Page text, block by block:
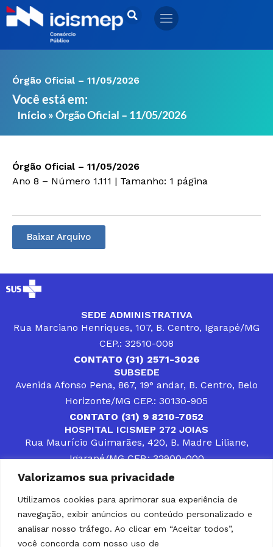
Valorizamos sua privacidade
Utilizamos cookies para aprimorar sua experiência de
navegação, exibir anúncios ou conteúdo personalizado e
analisar nosso tráfego. Ao clicar em “Aceitar todos”,
você concorda com nosso uso de
Ir
para
Órgão Oficial – 11/05/2026
Você está em:
Início »Órgão Oficial – 11/05/2026
Órgão Oficial – 11/05/2026
Ano 8 – Número 1.111 | Tamanho: 1 página
Baixar Arquivo
SEDE ADMINISTRATIVA
Rua Marciano Henriques, 107, B. Centro, Igarapé/MG
CEP.: 32510-008
CONTATO (31) 2571-3026
SUBSEDE
Avenida Afonso Pena, 867, 19° andar, B. Centro, Belo
Horizonte/MG CEP.: 30130-905
CONTATO (31) 9 8210-7052
HOSPITAL ICISMEP 272 JOIAS
Rua Maurício Guimarães, 420, B. Madre Liliane,
Igarapé/MG CEP.: 32900-000
CONTATOS (31) 3512-4400 ou (31) 9 8309-8660
DESENVOLVER SOLUÇÕES, AÇÕES E SERVIÇOS
PÚBLICOS QUE COMPLEMENTEM A ASSISTÊNCIA À
POPULAÇÃO DA REGIÃO EM QUE ATUA, SENDO
PARCEIRO DOS MUNICÍPIOS CONSORCIADOS NA
SOLUÇÃO DE DIFICULDADES ENFRENTADAS POR
GESTORES MUNICIPAIS, É O COMPROMISSO DO